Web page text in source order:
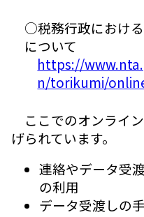
○税務行政におけ
について
https://
n/torikumi/
ここでのオンライ
げられています。
連絡やデータ受
の利用
データ受渡しの